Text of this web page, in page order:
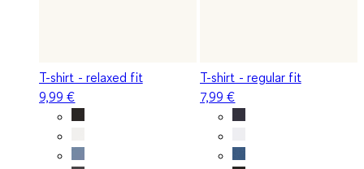
T-shirt - relaxed fit
9,99 €
T-shirt - regular fit
7,99 €